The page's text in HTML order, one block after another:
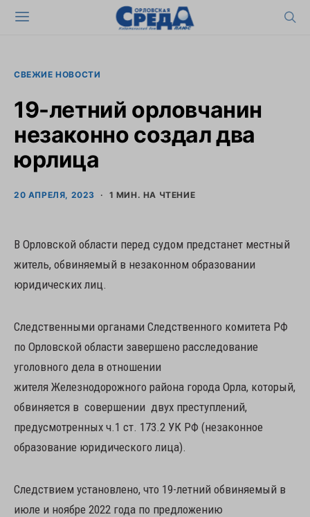
СВЕЖИЕ НОВОСТИ
19-летний орловчанин
незаконно создал два
юрлица
20 АПРЕЛЯ, 2023 1 МИН. НА ЧТЕНИЕ
В Орловской области перед судом предстанет местный
житель, обвиняемый в незаконном образовании
юридических лиц.
Следственными органами Следственного комитета РФ
по Орловской области завершено расследование
уголовного дела в отношении
жителя Железнодорожного района города Орла, который,
обвиняется в совершении двух преступлений,
предусмотренных ч.1 ст. 173.2 УК РФ (незаконное
образование юридического лица).
Следствием установлено, что 19-летний обвиняемый в
июле и ноябре 2022 года по предложению